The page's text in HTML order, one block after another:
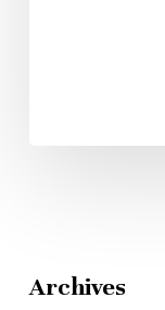
Archives